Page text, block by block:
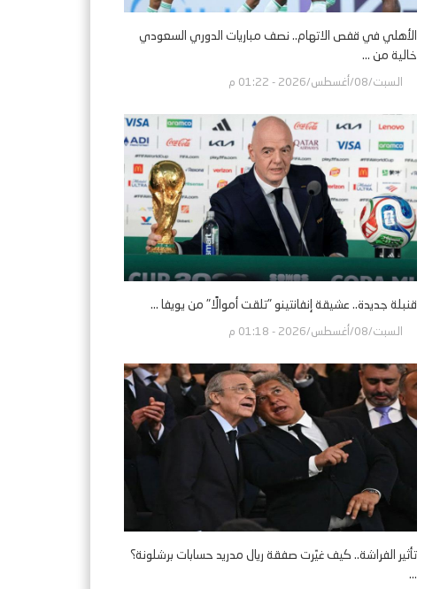
الأهلي في قفص الاتهام.. نصف مباريات الدوري السعودي
خالية من ...
السبت/08/أغسطس/2026 - 01:22 م
قنبلة جديدة.. عشيقة إنفانتينو "تلقت أموالًا" من يويفا ...
السبت/08/أغسطس/2026 - 01:18 م
تأثير الفراشة.. كيف غيّرت صفقة ريال مدريد حسابات برشلونة؟
...